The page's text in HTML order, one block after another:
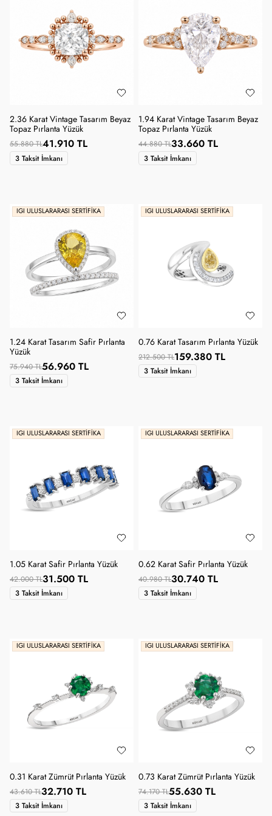
2.36 Karat Vintage Tasarım Beyaz
Topaz Pırlanta Yüzük
55.880 TL41.910 TL
3 Taksit İmkanı
1.94 Karat Vintage Tasarım Beyaz
Topaz Pırlanta Yüzük
44.880 TL33.660 TL
3 Taksit İmkanı
IGI ULUSLARARASI SERTIFIKA
1.24 Karat Tasarım Safir Pırlanta
Yüzük
75.940 TL56.960 TL
3 Taksit İmkanı
IGI ULUSLARARASI SERTIFIKA
0.76 Karat Tasarım Pırlanta Yüzük
212.500 TL159.380 TL
3 Taksit İmkanı
IGI ULUSLARARASI SERTIFIKA
1.05 Karat Safir Pırlanta Yüzük
42.000 TL31.500 TL
3 Taksit İmkanı
IGI ULUSLARARASI SERTIFIKA
0.62 Karat Safir Pırlanta Yüzük
40.980 TL30.740 TL
3 Taksit İmkanı
IGI ULUSLARARASI SERTIFIKA
0.31 Karat Zümrüt Pırlanta Yüzük
43.610 TL32.710 TL
3 Taksit İmkanı
IGI ULUSLARARASI SERTIFIKA
0.73 Karat Zümrüt Pırlanta Yüzük
74.170 TL55.630 TL
3 Taksit İmkanı